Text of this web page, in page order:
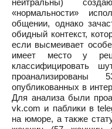
нейтральны)
«нормальности»
общении, однако
обидный контекст,
если высмеивает
имеет место у
классифицировать
проанализированы
опубликованных в
Для анализа были
vk.com и паблики в
на юморе, а также